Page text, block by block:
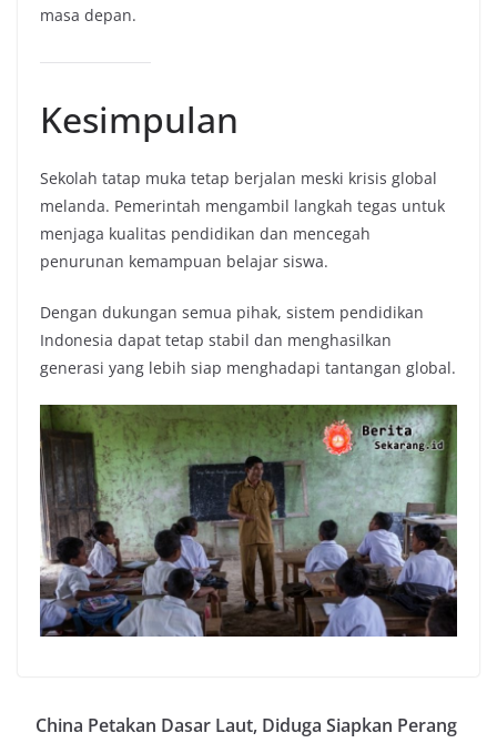
masa depan.
Kesimpulan
Sekolah tatap muka tetap berjalan meski krisis global
melanda. Pemerintah mengambil langkah tegas untuk
menjaga kualitas pendidikan dan mencegah
penurunan kemampuan belajar siswa.
Dengan dukungan semua pihak, sistem pendidikan
Indonesia dapat tetap stabil dan menghasilkan
generasi yang lebih siap menghadapi tantangan global.
China Petakan Dasar Laut, Diduga Siapkan Perang